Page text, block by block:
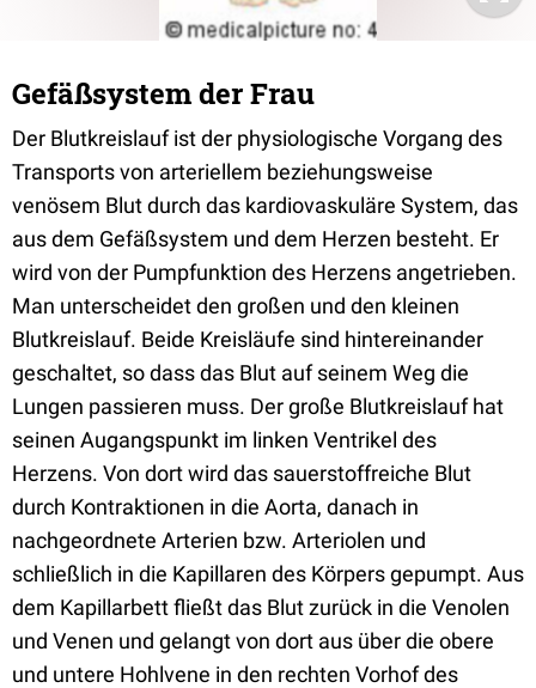
Gefäßsystem der Frau
Der Blutkreislauf ist der physiologische Vorgang des
Transports von arteriellem beziehungsweise
venösem Blut durch das kardiovaskuläre System, das
aus dem Gefäßsystem und dem Herzen besteht. Er
wird von der Pumpfunktion des Herzens angetrieben.
Man unterscheidet den großen und den kleinen
Blutkreislauf. Beide Kreisläufe sind hintereinander
geschaltet, so dass das Blut auf seinem Weg die
Lungen passieren muss. Der große Blutkreislauf hat
seinen Augangspunkt im linken Ventrikel des
Herzens. Von dort wird das sauerstoffreiche Blut
durch Kontraktionen in die Aorta, danach in
nachgeordnete Arterien bzw. Arteriolen und
schließlich in die Kapillaren des Körpers gepumpt. Aus
dem Kapillarbett fließt das Blut zurück in die Venolen
und Venen und gelangt von dort aus über die obere
und untere Hohlvene in den rechten Vorhof des